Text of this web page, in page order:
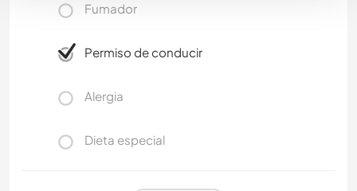
Fumador
Permiso de conducir
Alergia
Dieta especial